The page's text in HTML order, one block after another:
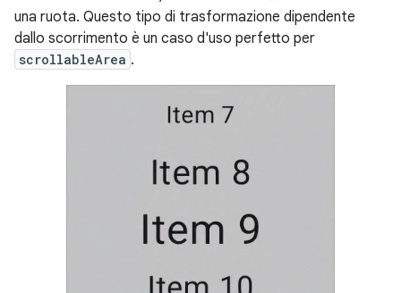
una ruota. Questo tipo di trasformazione dipendente
dallo scorrimento è un caso d'uso perfetto per
scrollableArea .